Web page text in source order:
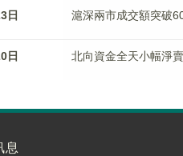
日 滬深兩市成交額突破
日 北向資金全天小幅淨
息